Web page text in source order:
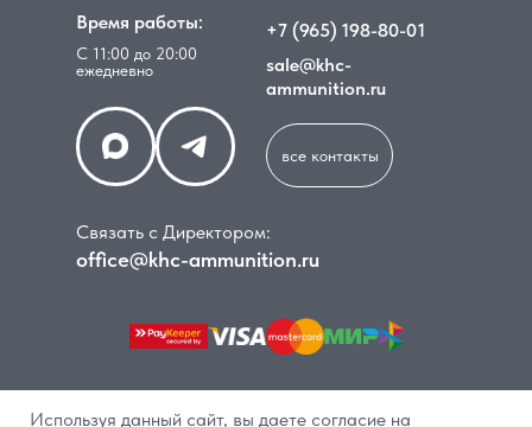
Используя данный сайт, вы даете согласие на
Время работы:
С 11:00 до 20:00
ежедневно
office@khc-ammunition.ru
Связать с Директором:
+7 (965) 198-80-01
sale@khc-
ammunition.ru
все контакты